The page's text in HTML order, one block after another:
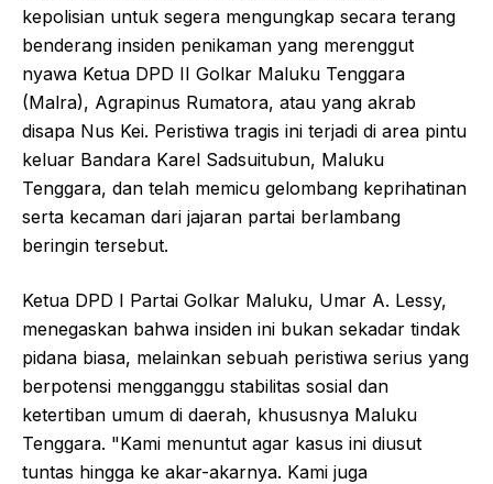
kepolisian untuk segera mengungkap secara terang
benderang insiden penikaman yang merenggut
nyawa Ketua DPD II Golkar Maluku Tenggara
(Malra), Agrapinus Rumatora, atau yang akrab
disapa Nus Kei. Peristiwa tragis ini terjadi di area pintu
keluar Bandara Karel Sadsuitubun, Maluku
Tenggara, dan telah memicu gelombang keprihatinan
serta kecaman dari jajaran partai berlambang
beringin tersebut.
Ketua DPD I Partai Golkar Maluku, Umar A. Lessy,
menegaskan bahwa insiden ini bukan sekadar tindak
pidana biasa, melainkan sebuah peristiwa serius yang
berpotensi mengganggu stabilitas sosial dan
ketertiban umum di daerah, khususnya Maluku
Tenggara. "Kami menuntut agar kasus ini diusut
tuntas hingga ke akar-akarnya. Kami juga